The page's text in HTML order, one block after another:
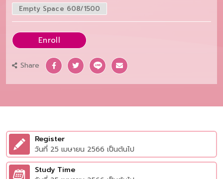
Empty Space 608/1500
Enroll
Share
Register
วันที่ 25 เมษายน 2566 เป็นต้นไป
Study Time